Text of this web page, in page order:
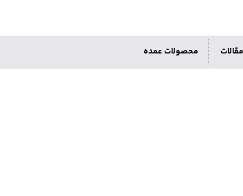
مقالات محصولات عمده